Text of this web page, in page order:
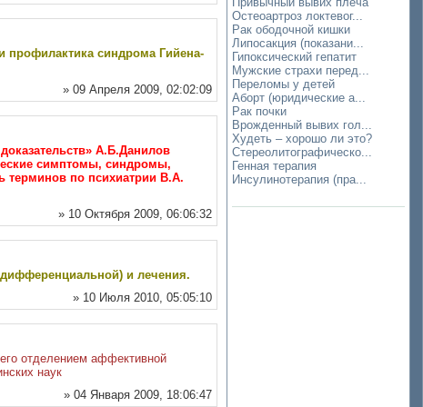
профилактика синдрома Гийена-
» 09 Апреля 2009, 02:02:09
А.Б.Данилов
симптомы, синдромы,
терминов по психиатрии В.А.
» 10 Октября 2009, 06:06:32
дифференциальной) и лечения.
» 10 Июля 2010, 05:05:10
отделением аффективной
наук
» 04 Января 2009, 18:06:47
Остеоартроз локтевог...
Рак ободочной кишки
Липосакция (показани...
Гипоксический гепатит
Мужские страхи перед...
Переломы у детей
Аборт (юридические а...
Рак почки
Врожденный вывих гол...
Худеть – хорошо ли это?
Стереолитографическо...
Генная терапия
Инсулинотерапия (пра...